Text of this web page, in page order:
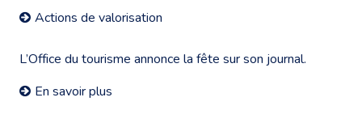
Actions de valorisation
L’Office du tourisme annonce la fête sur son journal.
En savoir plus